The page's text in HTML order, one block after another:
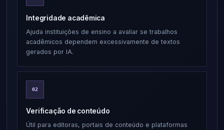
Integridade acadêmica
Ajuda instituições de ensino a avaliar se trabalhos
acadêmicos dependem excessivamente de textos
gerados por IA.
02
Verificação de conteúdo
Útil para editoras, portais de conteúdo e plataformas